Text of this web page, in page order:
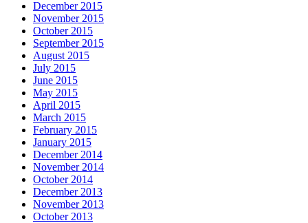
December 2015
November 2015
October 2015
September 2015
August 2015
July 2015
June 2015
May 2015
April 2015
March 2015
February 2015
January 2015
December 2014
November 2014
October 2014
December 2013
November 2013
October 2013